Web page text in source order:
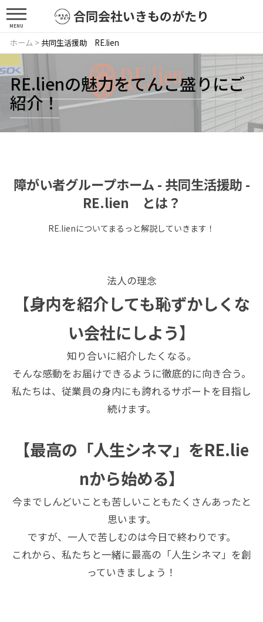
合同会社いきものがたり
MENU
ホーム >共同生活援助 RE.lien
RE.lienの魅力をてんこ盛りにご
紹介！
障がい者グループホーム - 共同生活援助 -
RE.lien とは？
RE.lienについてまるっと解説していきます！
法人の理念
【身内を紹介しても恥ずかしくな
い会社にしよう】
知り合いに紹介したくなる。
そんな感動をお届けできるように徹底的に向き合う。
私たちは、従業員の身内にも誇れるサポートを目指し
続けます。
【最高の「人生シネマ」をRE.lie
nから始める】
今までしんどいことも苦しいこともたくさんあったと
思います。
ですが、一人で苦しむのは今日で終わりです。
これから、私たちと一緒に最高の「人生シネマ」を創
っていきましょう！